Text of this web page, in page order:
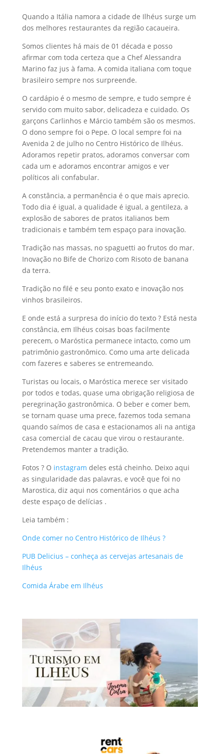
Quando a Itália namora a cidade de Ilhéus surge um
dos melhores restaurantes da região cacaueira.
Somos clientes há mais de 01 década e posso
afirmar com toda certeza que a Chef Alessandra
Marino faz jus à fama. A comida italiana com toque
brasileiro sempre nos surpreende.
O cardápio é o mesmo de sempre, e tudo sempre é
servido com muito sabor, delicadeza e cuidado. Os
garçons Carlinhos e Márcio também são os mesmos.
O dono sempre foi o Pepe. O local sempre foi na
Avenida 2 de julho no Centro Histórico de Ilhéus.
Adoramos repetir pratos, adoramos conversar com
cada um e adoramos encontrar amigos e ver
políticos ali confabular.
A constância, a permanência é o que mais aprecio.
Todo dia é igual, a qualidade é igual, a gentileza, a
explosão de sabores de pratos italianos bem
tradicionais e também tem espaço para inovação.
Tradição nas massas, no spaguetti ao frutos do mar.
Inovação no Bife de Chorizo com Risoto de banana
da terra.
Tradição no filé e seu ponto exato e inovação nos
vinhos brasileiros.
E onde está a surpresa do início do texto ? Está nesta
constância, em Ilhéus coisas boas facilmente
perecem, o Maróstica permanece intacto, como um
patrimônio gastronômico. Como uma arte delicada
com fazeres e saberes se entremeando.
Turistas ou locais, o Maróstica merece ser visitado
por todos e todas, quase uma obrigação religiosa de
peregrinação gastronômica. O beber e comer bem,
se tornam quase uma prece, fazemos toda semana
quando saímos de casa e estacionamos ali na antiga
casa comercial de cacau que virou o restaurante.
Pretendemos manter a tradição.
Fotos ? O instagram deles está cheinho. Deixo aqui
as singularidade das palavras, e você que foi no
Marostica, diz aqui nos comentários o que acha
deste espaço de delícias .
Leia também :
Onde comer no Centro Histórico de Ilhéus ?
PUB Delicius – conheça as cervejas artesanais de
Ilhéus
Comida Árabe em Ilhéus